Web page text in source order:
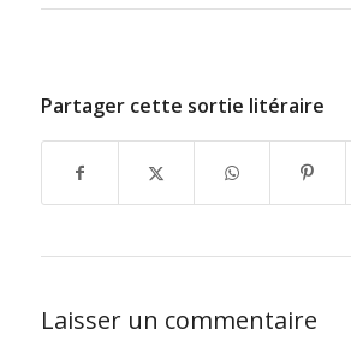
Partager cette sortie litéraire
Laisser un commentaire